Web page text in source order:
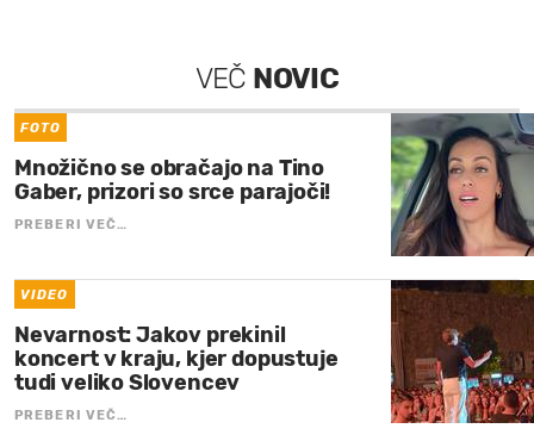
VEČ NOVIC
FOTO
Množično se obračajo na Tino
Gaber, prizori so srce parajoči!
PREBERI VEČ…
VIDEO
Nevarnost: Jakov prekinil
koncert v kraju, kjer dopustuje
tudi veliko Slovencev
PREBERI VEČ…